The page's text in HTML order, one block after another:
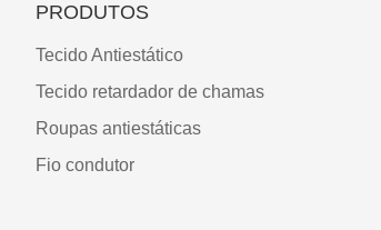
PRODUTOS
Tecido Antiestático
Tecido retardador de chamas
Roupas antiestáticas
Fio condutor